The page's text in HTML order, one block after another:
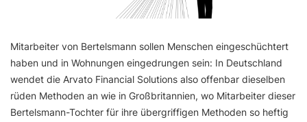
Mitarbeiter von Bertelsmann sollen Menschen eingeschüchtert
haben und in Wohnungen eingedrungen sein: In Deutschland
wendet die Arvato Financial Solutions also offenbar dieselben
rüden Methoden an wie in Großbritannien, wo Mitarbeiter dieser
Bertelsmann-Tochter für ihre übergriffigen Methoden so heftig